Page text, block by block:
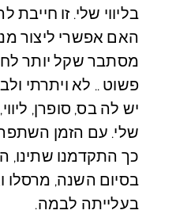
בליווי שלי. זו חייבת
האם אפשרי ליצור
מסתבר שקל יותר
פשוט .. לא ויתרתי
יש לה בס, סופרן,
שלי. עם הזמן
כך התקדמנו שתינו,
בסיום השנה, מרסלו
בעלייתה לבמה.